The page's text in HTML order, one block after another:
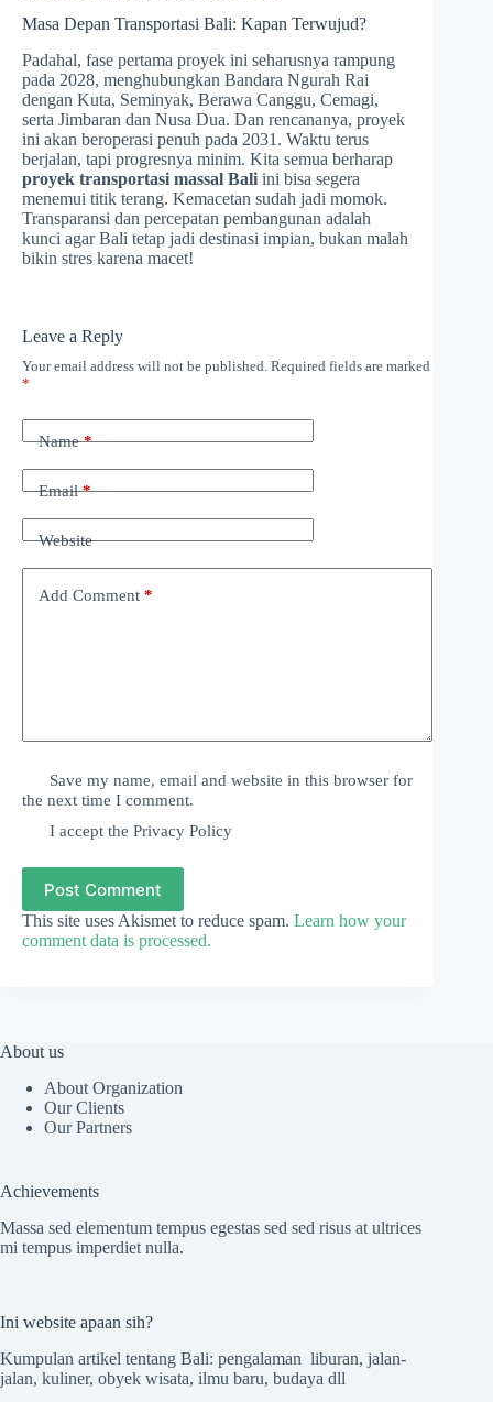
Masa Depan Transportasi Bali: Kapan Terwujud?
Padahal, fase pertama proyek ini seharusnya rampung
pada 2028, menghubungkan Bandara Ngurah Rai
dengan Kuta, Seminyak, Berawa Canggu, Cemagi,
serta Jimbaran dan Nusa Dua. Dan rencananya, proyek
ini akan beroperasi penuh pada 2031. Waktu terus
berjalan, tapi progresnya minim. Kita semua berharap
proyek transportasi massal Bali ini bisa segera
menemui titik terang. Kemacetan sudah jadi momok.
Transparansi dan percepatan pembangunan adalah
kunci agar Bali tetap jadi destinasi impian, bukan malah
bikin stres karena macet!
Leave a Reply
Your email address will not be published. Required fields are marked
*
Name*
Email*
Website
Add Comment *
Save my name, email and website in this browser for
the next time I comment.
I accept thePrivacy Policy
Post Comment
This site uses Akismet to reduce spam. Learn how your
comment data is processed.
About us
About Organization
Our Clients
Our Partners
Achievements
Massa sed elementum tempus egestas sed sed risus at ultrices
mi tempus imperdiet nulla.
Ini website apaan sih?
Kumpulan artikel tentang Bali: pengalaman liburan, jalan-
jalan, kuliner, obyek wisata, ilmu baru, budaya dll